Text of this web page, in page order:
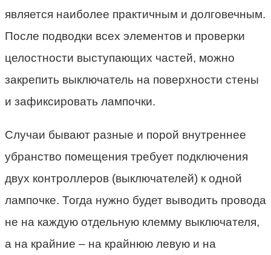
является наиболее практичным и долговечным.
После подводки всех элементов и проверки
целостности выступающих частей, можно
закрепить выключатель на поверхности стены
и зафиксировать лампочки.
Случаи бывают разные и порой внутреннее
убранство помещения требует подключения
двух контроллеров (выключателей) к одной
лампочке. Тогда нужно будет выводить провода
не на каждую отдельную клемму выключателя,
а на крайние – на крайнюю левую и на